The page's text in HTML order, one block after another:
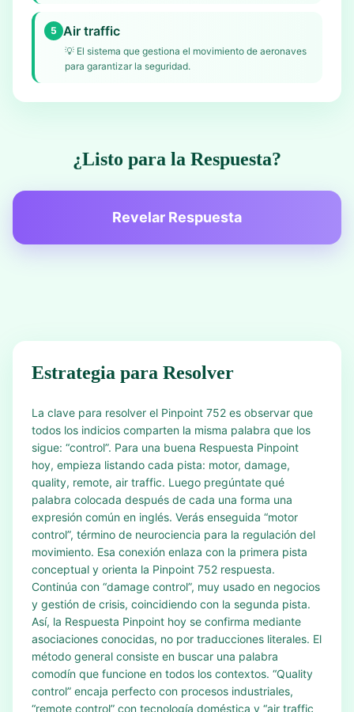
5 Air traffic
💡 El sistema que gestiona el movimiento de aeronaves
para garantizar la seguridad.
¿Listo para la Respuesta?
Revelar Respuesta
Estrategia para Resolver
La clave para resolver el Pinpoint 752 es observar que
todos los indicios comparten la misma palabra que los
sigue: “control”. Para una buena Respuesta Pinpoint
hoy, empieza listando cada pista: motor, damage,
quality, remote, air traffic. Luego pregúntate qué
palabra colocada después de cada una forma una
expresión común en inglés. Verás enseguida “motor
control”, término de neurociencia para la regulación del
movimiento. Esa conexión enlaza con la primera pista
conceptual y orienta la Pinpoint 752 respuesta.
Continúa con “damage control”, muy usado en negocios
y gestión de crisis, coincidiendo con la segunda pista.
Así, la Respuesta Pinpoint hoy se confirma mediante
asociaciones conocidas, no por traducciones literales. El
método general consiste en buscar una palabra
comodín que funcione en todos los contextos. “Quality
control” encaja perfecto con procesos industriales,
“remote control” con tecnología doméstica y “air traffic